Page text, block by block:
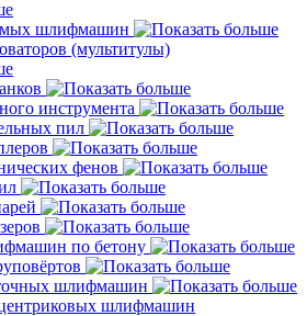
шлифмашин
(мультитулы)
инструмента
пил
фенов
по бетону
шлифмашин
шлифмашин